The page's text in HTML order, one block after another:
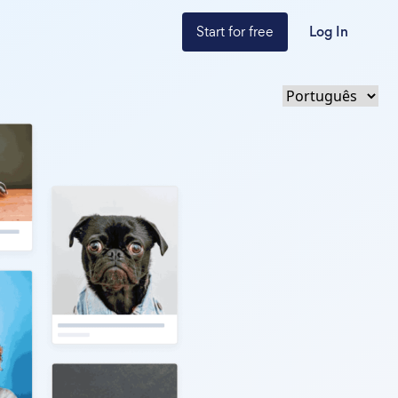
Start for free Log In